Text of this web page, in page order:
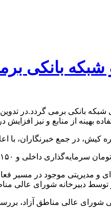
شبکه بانکی
شبکه بانکی برمی گردد.در
بهینه از منابع و نیز افزایش
با اعلام این خبر افزود: همچنین
ای و مدیریتی موجود در
توسط دبیرخانه شورای
عالی مناطق آزاد،